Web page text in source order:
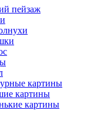
пейзаж
картины
картины
картины